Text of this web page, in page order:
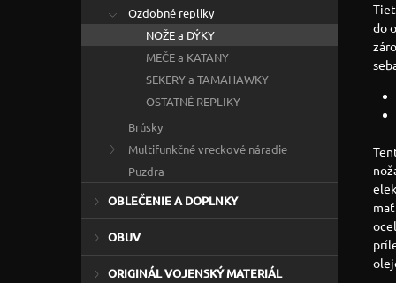
do
Ozdobné repliky
NOŽE a DÝKY
MEČE a KATANY
SEKERY a TAMAHAWKY
OSTATNÉ REPLIKY
Brúsky
Multifunkčné vreckové náradie
Puzdra
OBLEČENIE A DOPLNKY
OBUV
ORIGINÁL VOJENSKÝ MATERIÁL